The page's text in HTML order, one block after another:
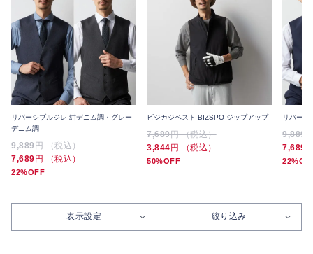
リバーシブルジレ 紺デニム調・グレー
デニム調
9,889円 （税込）
7,689 円 （税込）
22%OFF
ビジカジベスト BIZSPO ジップアップ
7,689円 （税込）
3,844 円 （税込）
50%OFF
リバーシ
9,889
7,689
表示設定 絞り込み